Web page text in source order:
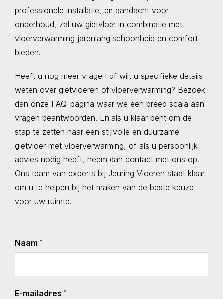
professionele installatie, en aandacht voor
onderhoud, zal uw gietvloer in combinatie met
vloerverwarming jarenlang schoonheid en comfort
bieden.
Heeft u nog meer vragen of wilt u specifieke details
weten over gietvloeren of vloerverwarming? Bezoek
dan onze FAQ-pagina waar we een breed scala aan
vragen beantwoorden. En als u klaar bent om de
stap te zetten naar een stijlvolle en duurzame
gietvloer met vloerverwarming, of als u persoonlijk
advies nodig heeft, neem dan contact met ons op.
Ons team van experts bij Jeuring Vloeren staat klaar
om u te helpen bij het maken van de beste keuze
voor uw ruimte.
Naam *
E-mailadres *